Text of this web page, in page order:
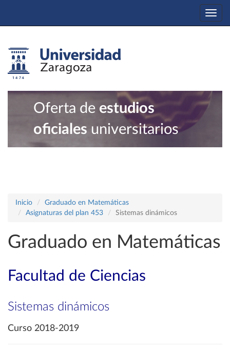
Oferta de estudios
oficiales universitarios
Inicio
Graduado en Matemáticas
Asignaturas del plan 453
Sistemas dinámicos
Graduado en Matemáticas
Facultad de Ciencias
Sistemas dinámicos
Curso 2018-2019